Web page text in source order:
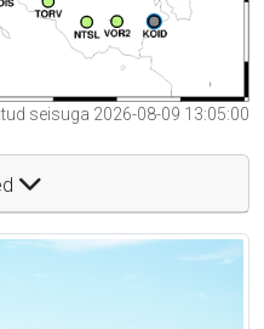
seisuga 2026-08-09 13:05:00